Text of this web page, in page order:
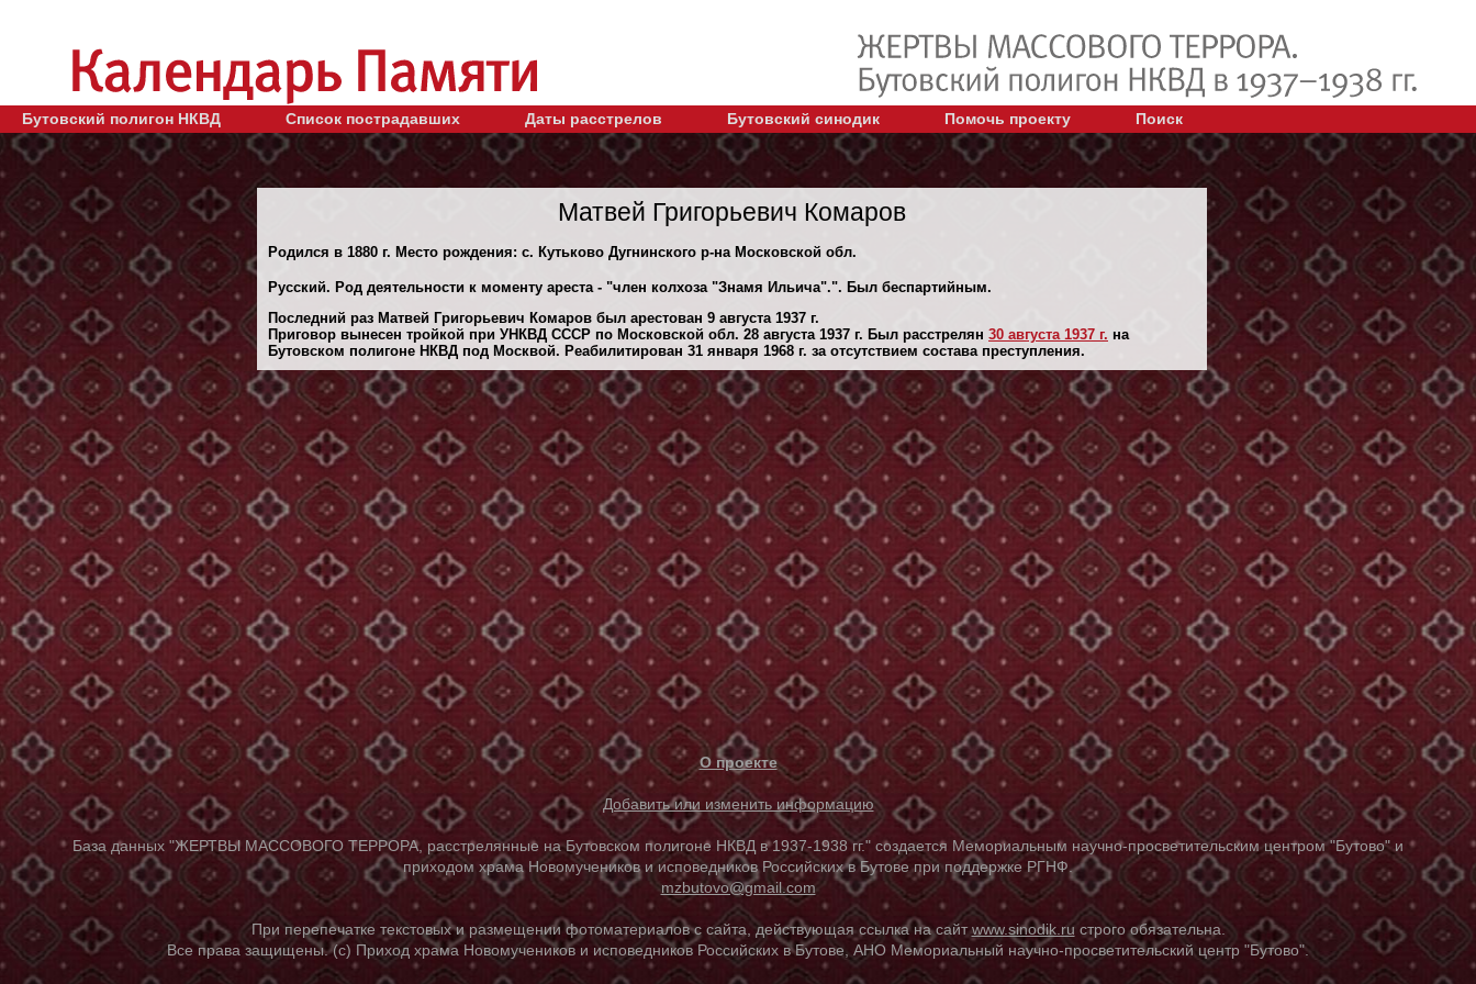
Бутовский полигон НКВД Список пострадавших Даты расстрелов Бутовский синодик Помочь проекту Поиск
Матвей Григорьевич Комаров
Родился в 1880 г. Место рождения: с. Кутьково Дугнинского р-на Московской обл.
Русский. Род деятельности к моменту ареста - "член колхоза "Знамя Ильича".". Был беспартийным.
Последний раз Матвей Григорьевич Комаров был арестован 9 августа 1937 г.
Приговор вынесен тройкой при УНКВД СССР по Московской обл. 28 августа 1937 г. Был расстрелян 30 августа 1937 г. на
Бутовском полигоне НКВД под Москвой. Реабилитирован 31 января 1968 г. за отсутствием состава преступления.
О проекте
Добавить или изменить информацию
База данных "ЖЕРТВЫ МАССОВОГО ТЕРРОРА, расстрелянные на Бутовском полигоне НКВД в 1937-1938 гг." создается Мемориальным научно-просветительским центром "Бутово" и
приходом храма Новомучеников и исповедников Российских в Бутове при поддержке РГНФ.
mzbutovo@gmail.com
При перепечатке текстовых и размещении фотоматериалов с сайта, действующая ссылка на сайтwww.sinodik.ru строго обязательна.
Все права защищены. (с) Приход храма Новомучеников и исповедников Российских в Бутове, АНО Мемориальный научно-просветительский центр "Бутово".